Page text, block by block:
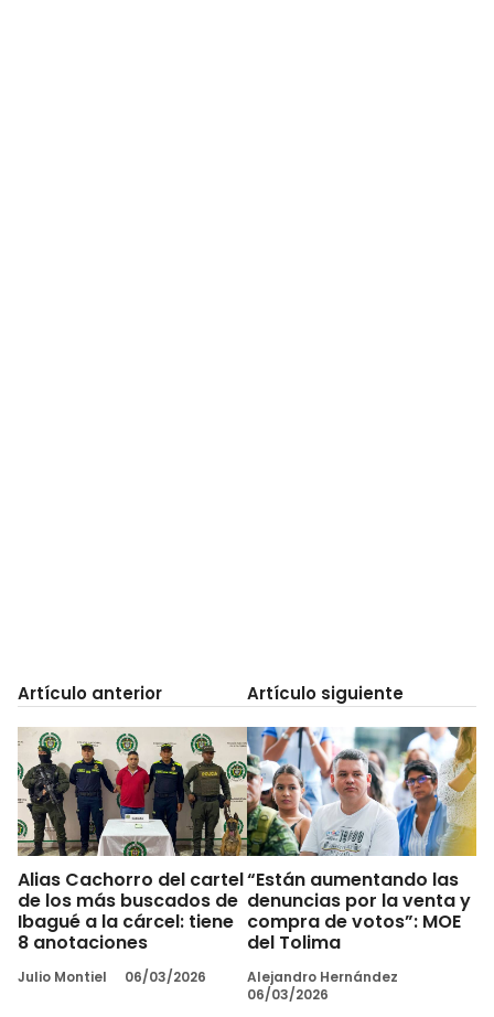
Artículo anterior
Alias Cachorro del cartel
de los más buscados de
Ibagué a la cárcel: tiene
8 anotaciones
Julio Montiel 06/03/2026
Artículo siguiente
“Están aumentando las
denuncias por la venta y
compra de votos”: MOE
del Tolima
Alejandro Hernández
06/03/2026